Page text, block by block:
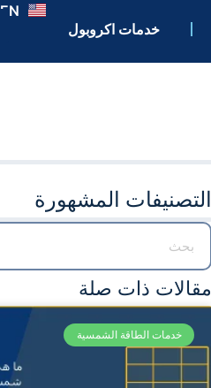
خدمات اكروبول
EN
التصنيفات المشهورة
مقالات ذات صلة
خدمات الطاقة الشمسية